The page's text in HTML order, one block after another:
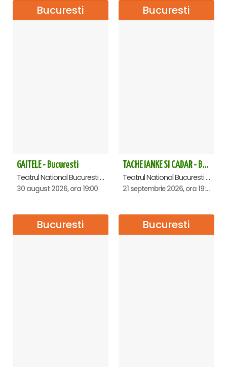
Bucuresti
GAITELE - Bucuresti
Teatrul National Bucuresti - Sala Ion Caramitru, Bucuresti
30 august 2026, ora 19:00
Bucuresti
TACHE IANKE SI CADAR - Bucuresti
Teatrul National Bucuresti - Sala Ion Caramitru, Bucuresti
21 septembrie 2026, ora 19:00
Bucuresti Bucuresti